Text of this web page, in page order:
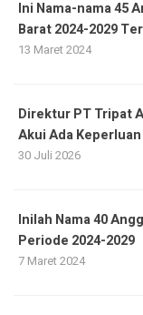
Ini Nama-nama 45
Barat 2024-2029
13 Maret 2024
Direktur PT Tripat
Akui Ada
30 Juli 2026
Inilah Nama 40
Periode 2024-2029
7 Maret 2024